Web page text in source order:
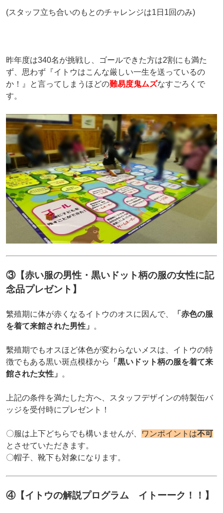
(スタッフ立ち合いのもとのチャレンジは1日1回のみ)
昨年度は340名が挑戦し、ゴールできた方は2割にも満た
ず、思わず『イトウはこんな厳しい一生を送っているの
か！』と言ってしまうほどの難易度鬼ムズなすごろくで
す。
③【赤い服の男性・黒いドット柄の服の女性に記
念品プレゼント】
繁殖期に体が赤くなるイトウのオスに因んで、
「赤色の服
を着て来館された男性」
。
繫殖期でもオスほど体色が変わらないメスは、イトウの特
徴でもある黒い斑点模様から
「黒いドット柄の服を着て来
館された女性」
。
上記の条件を満たした方へ、スタッフデザインの特製缶バ
ッジを受付時にプレゼント！
〇服は上下どちらでも構いませんが、 ワンポイントは不可
とさせていただきます。
〇帽子、靴下も対象になります。
④【イトウの解説プログラム イトーーク！！】